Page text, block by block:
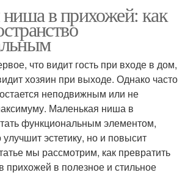
Идеи для
Прихожая из
гипсокартона
ниши Ниши с полочками
в прихожей: как
что видит гость при входе в дом,
хозяин при выходе. Однако часто
неподвижным или не
Маленькая ниша в
функциональным элементом,
эстетику, но и повысит
мы рассмотрим, как превратить
в полезное и стильное